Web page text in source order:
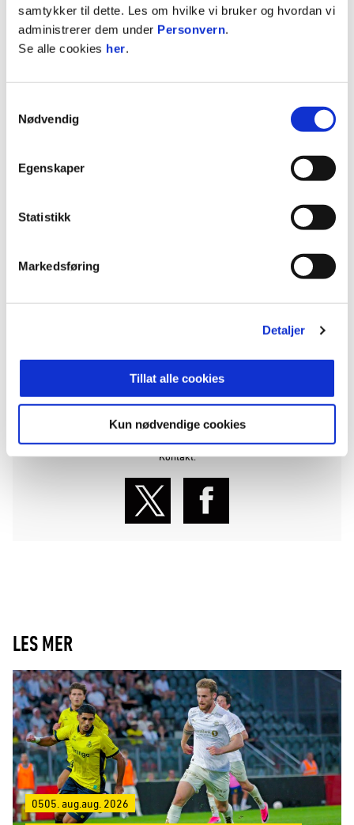
samtykker til dette. Les om hvilke vi bruker og hvordan vi
administrerer dem under Personvern.
Se alle cookies her.
Nødvendig
Egenskaper
Statistikk
Markedsføring
Detaljer
Tillat alle cookies
Kun nødvendige cookies
For Bodø Energi er Glimt viktig for en levende by,
for barn og unge, og for ekte idrettsglede.
strømavtale hvor du støtter klubben i ditt hjerte
inntektene fra avtalen nå går direkte til Glimtvis,
inkludering, mestring og tilhørighet.
sosiale møteplasser bidrar Glimtvis til å gi
arena der alle får være med uansett bakgrunn.
ANNONSE FRA ELITESERIEN:
Publisert: 24.03.2026
Kontakt:
LES MER
0505. aug.aug. 2026